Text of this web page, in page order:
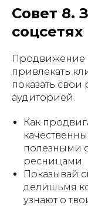
Совет 8.
соцсетях
Продвижение
привлекать
показать
аудиторией.
Как
полезными
ресницами.
Показывай
делишьмя
узнают о